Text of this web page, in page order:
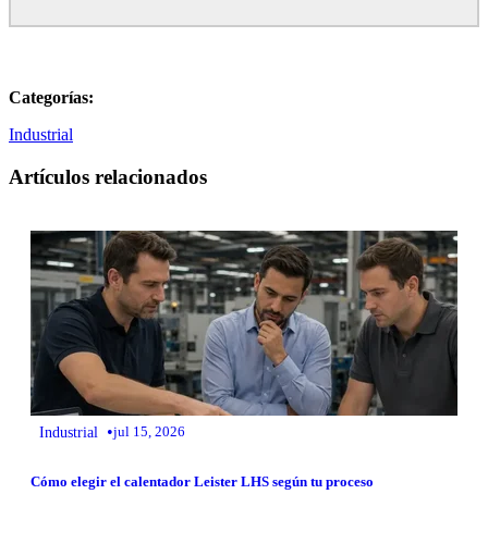
Categorías:
Industrial
Artículos relacionados
Industrial •jul 15, 2026
Cómo elegir el calentador Leister LHS según tu proceso